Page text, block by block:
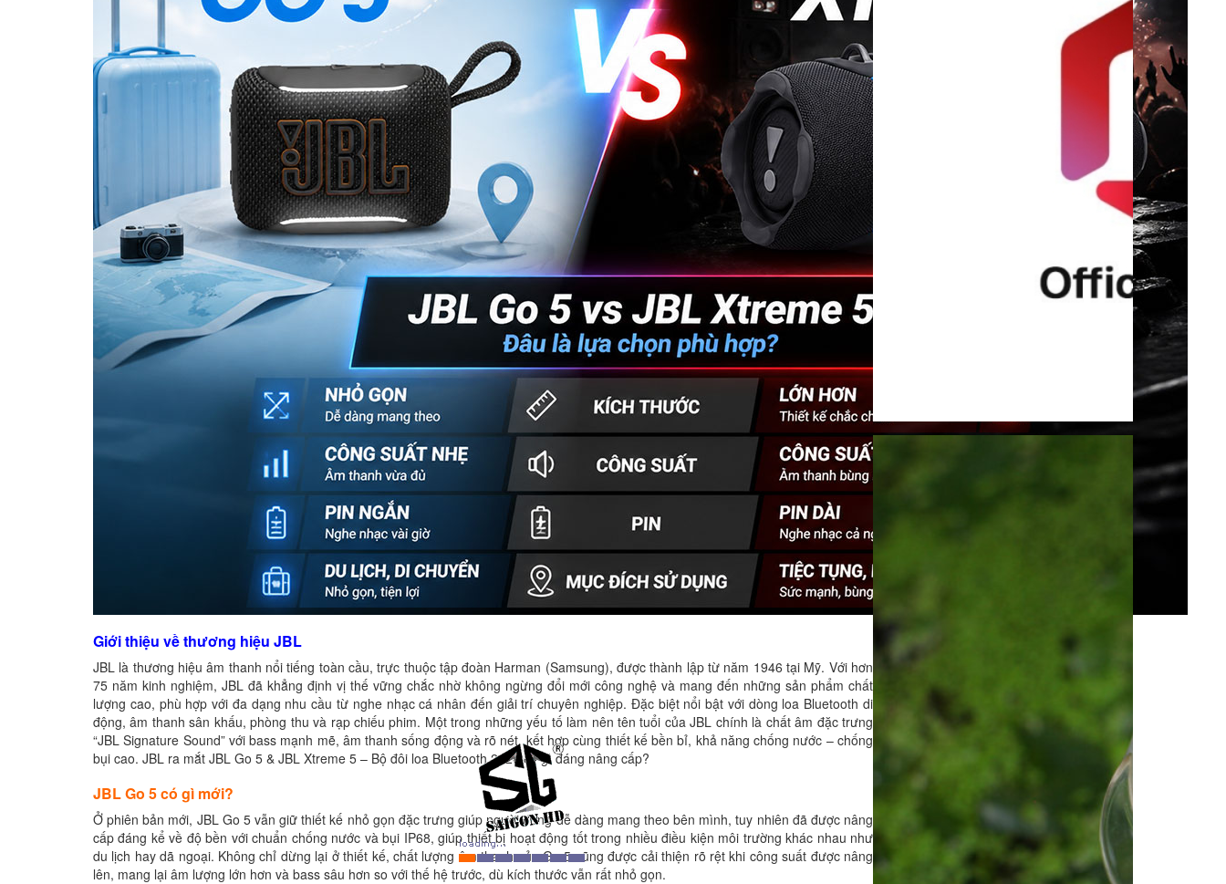
Giới thiệu về thương hiệu JBL
JBL là thương hiệu âm thanh nổi tiếng toàn cầu, trực thuộc tập đoàn Harman (Samsung), được thành lập từ năm 1946 tại Mỹ. Với hơn
75 năm kinh nghiệm, JBL đã khẳng định vị thế vững chắc nhờ không ngừng đổi mới công nghệ và mang đến những sản phẩm chất
lượng cao, phù hợp với đa dạng nhu cầu từ nghe nhạc cá nhân đến giải trí chuyên nghiệp. Đặc biệt nổi bật với dòng loa Bluetooth di
động, âm thanh sân khấu, phòng thu và rạp chiếu phim. Một trong những yếu tố làm nên tên tuổi của JBL chính là chất âm đặc trưng
“JBL Signature Sound” với bass mạnh mẽ, âm thanh sống động và rõ nét, kết hợp cùng thiết kế bền bỉ, khả năng chống nước – chống
bụi cao. JBL ra mắt JBL Go 5 & JBL Xtreme 5 – Bộ đôi loa Bluetooth 2026 có gì đáng nâng cấp?
JBL Go 5 có gì mới?
Ở phiên bản mới, JBL Go 5 vẫn giữ thiết kế nhỏ gọn đặc trưng giúp người dùng dễ dàng mang theo bên mình, tuy nhiên đã được nâng
cấp đáng kể về độ bền với chuẩn chống nước và bụi IP68, giúp thiết bị hoạt động tốt trong nhiều điều kiện môi trường khác nhau như
du lịch hay dã ngoại. Không chỉ dừng lại ở thiết kế, chất lượng âm thanh của Go 5 cũng được cải thiện rõ rệt khi công suất được nâng
lên, mang lại âm lượng lớn hơn và bass sâu hơn so với thế hệ trước, dù kích thước vẫn rất nhỏ gọn.